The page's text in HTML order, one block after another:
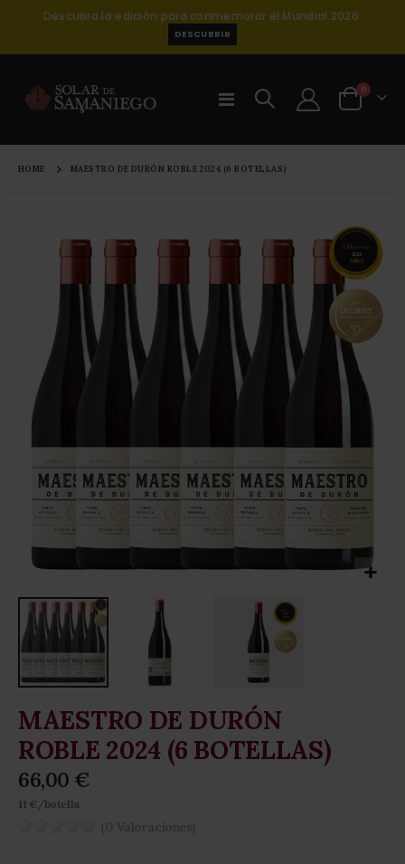
Descubra la edición para conmemorar el Mundial 2026:
DESCUBRIR
Toggle
Cart
0items
HOME MAESTRO DE DURÓN ROBLE 2024 (6 BOTELLAS)
images
gallery
to
the
beginning
of
the
images
MAESTRO DE DURÓN
ROBLE 2024 (6 BOTELLAS)
66,00 €
11 €/botella